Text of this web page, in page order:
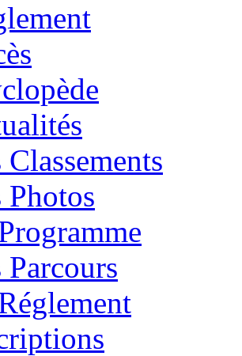
Classements
Photos
Parcours